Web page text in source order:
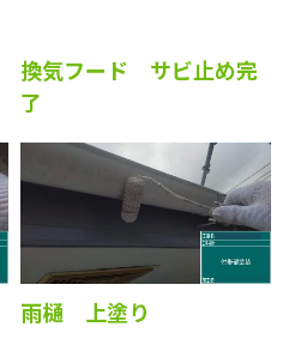
雨樋 上塗り